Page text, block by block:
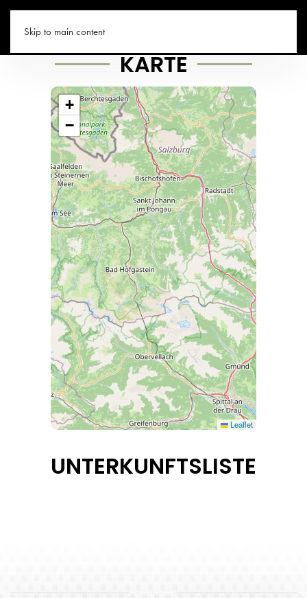
Skip to main content
SAALBACH.CO
KARTE
+
−
Leaflet
UNTERKUNFTSLISTE